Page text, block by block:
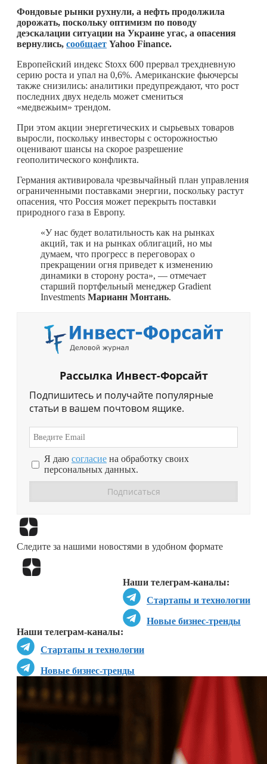
Фондовые рынки рухнули, а нефть продолжила
дорожать, поскольку оптимизм по поводу
деэскалации ситуации на Украине угас, а опасения
вернулись, сообщает Yahoo Finance.
Европейский индекс Stoxx 600 прервал трехдневную
серию роста и упал на 0,6%. Американские фьючерсы
также снизились: аналитики предупреждают, что рост
последних двух недель может смениться
«медвежьим» трендом.
При этом акции энергетических и сырьевых товаров
выросли, поскольку инвесторы с осторожностью
оценивают шансы на скорое разрешение
геополитического конфликта.
Германия активировала чрезвычайный план управления
ограниченными поставками энергии, поскольку растут
опасения, что Россия может перекрыть поставки
природного газа в Европу.
«У нас будет волатильность как на рынках
акций, так и на рынках облигаций, но мы
думаем, что прогресс в переговорах о
прекращении огня приведет к изменению
динамики в сторону роста», — отмечает
старший портфельный менеджер Gradient
Investments Марианн Монтань.
Рассылка Инвест-Форсайт
Подпишитесь и получайте популярные
статьи в вашем почтовом ящике.
Я даю согласие на обработку своих
персональных данных.
Следите за нашими новостями в удобном формате
Наши телеграм-каналы:
Стартапы и технологии
Новые бизнес-тренды
Наши телеграм-каналы:
Стартапы и технологии
Новые бизнес-тренды